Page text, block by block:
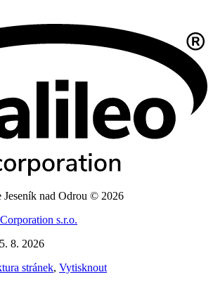
nad Odrou © 2026
s.r.o.
8. 2026
stránek, Vytisknout